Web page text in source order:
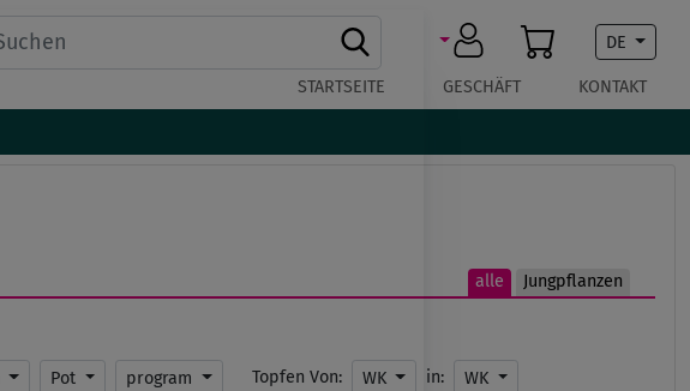
DE
STARTSEITE GESCHÄFT KONTAKT
alle Jungpflanzen
Pot program Topfen Von: WK in:
WK